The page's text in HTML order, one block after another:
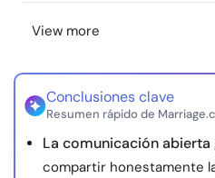
nosotros
© Copyright 2026. Todos
View more
Conclusiones clave
Resumen rápido de
La comunicación abierta
compartir honestamente